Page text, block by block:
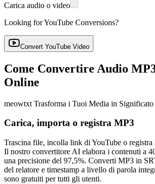
Carica audio o video
Looking for YouTube Conversions?
Convert YouTube Video
Come Convertire Audio
Online
meowtxt Trasforma i Tuoi Media in Significato
Carica, importa o registra MP3
Trascina file, incolla link di YouTube o registra
Il nostro convertitore AI elabora i contenuti a
una precisione del 97,5%. Converti MP3 in
del relatore e timestamp a livello di parola
sono gratuiti per tutti gli utenti.